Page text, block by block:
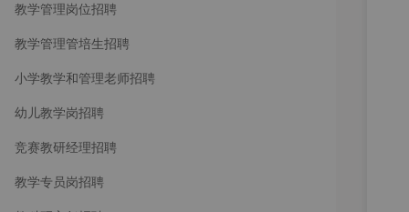
教学管理岗位招聘
教学管理管培生招聘
小学教学和管理老师招聘
幼儿教学岗招聘
竞赛教研经理招聘
教学专员岗招聘